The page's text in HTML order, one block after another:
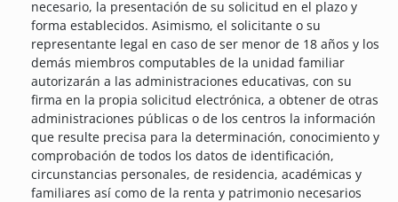
necesario, la presentación de su solicitud en el plazo y
forma establecidos. Asimismo, el solicitante o su
representante legal en caso de ser menor de 18 años y los
demás miembros computables de la unidad familiar
autorizarán a las administraciones educativas, con su
firma en la propia solicitud electrónica, a obtener de otras
administraciones públicas o de los centros la información
que resulte precisa para la determinación, conocimiento y
comprobación de todos los datos de identificación,
circunstancias personales, de residencia, académicas y
familiares así como de la renta y patrimonio necesarios